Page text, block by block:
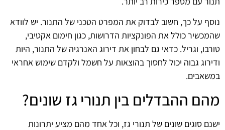
נוסף על כך, חשוב לבדוק את המפרט הטכני של התנור. יש לוודא
שהמכשיר כולל את הפונקציות הדרושות, כגון חימום אקטיבי,
טורבו, וגריל. כדאי גם לבחון את דירוג האנרגיה של התנור, היות
ודירוג גבוה יכול לחסוך בהוצאות על חשמל ולקדם שימוש אחראי
במשאבים.
מהם ההבדלים בין תנורי גז שונים?
ישנם סוגים שונים של תנורי גז, וכל אחד מהם מציע יתרונות